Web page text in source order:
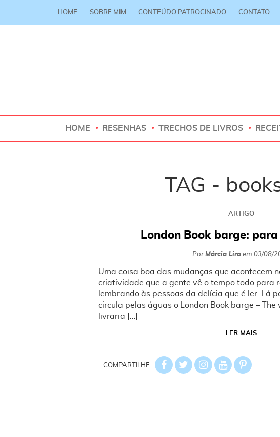
HOME SOBRE MIM CONTEÚDO PATROCINADO CONTATO
HOME RESENHAS TRECHOS DE LIVROS
TAG -
ARTIGO
London Book barge:
PorMárcia Lira em03/08/
Uma coisa boa das mudanças que acontecem
criatividade que a gente vê o tempo todo para
lembrando às pessoas da delícia que é ler. Lá
circula pelas águas o London Book barge –
livraria […]
LER MAIS
COMPARTILHE